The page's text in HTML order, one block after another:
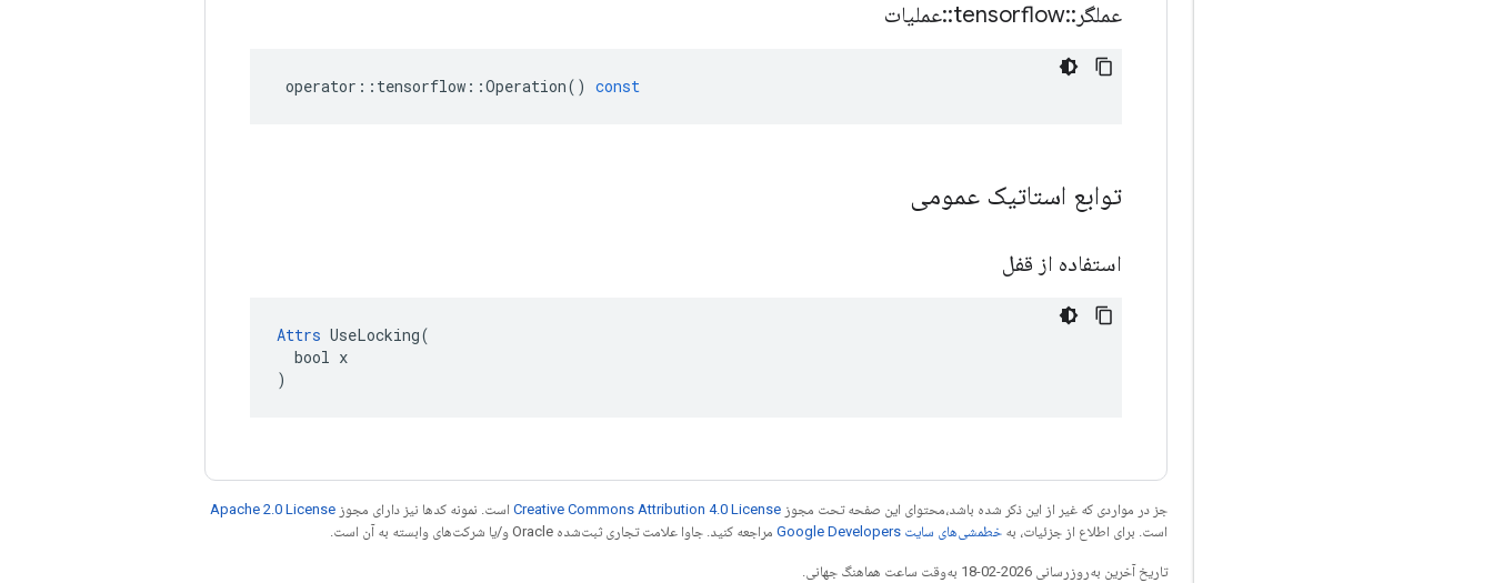
عملگر ::
tensorflow
::عملیات
operator :: tensorflow ::Operation() const
توابع استاتیک عمومی
استفاده از قفل
Attrs UseLocking(
  bool x
)
جز در مواردی که غیر از این ذکر شده باشد،‌محتوای این صفحه تحت مجوز Creative Commons Attribution 4.0 License است. نمونه کدها نیز دارای مجوز Apache 2.0 License
است. برای اطلاع از جزئیات، به خطمشی‌های سایت Google Developers‏ مراجعه کنید. جاوا علامت تجاری ثبت‌شده Oracle و/یا شرکت‌های وابسته به آن است.
تاریخ آخرین به‌روزرسانی 2026-02-18 به‌وقت ساعت هماهنگ جهانی.